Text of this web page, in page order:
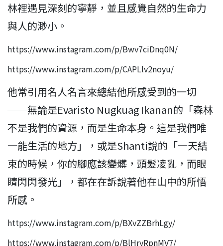
林裡遇見深刻的寧靜，並且感覺自然的生命力
與人的渺小。
https://www.instagram.com/p/Bwv7ciDnq0N/
https://www.instagram.com/p/CAPLlv2noyu/
他常引用名人名言來總結他所感受到的一切
──無論是Evaristo Nugkuag Ikanan的「森林
不是我們的資源，而是生命本身。這是我們唯
一能生活的地方」，或是Shanti說的「一天結
束的時候，你的腳應該變髒，頭髮凌亂，而眼
睛閃閃發光」，都在在訴說著他在山中的所悟
所感。
https://www.instagram.com/p/BXvZZBrhLgy/
https://www.instagram.com/p/BlHryRpnMV7/